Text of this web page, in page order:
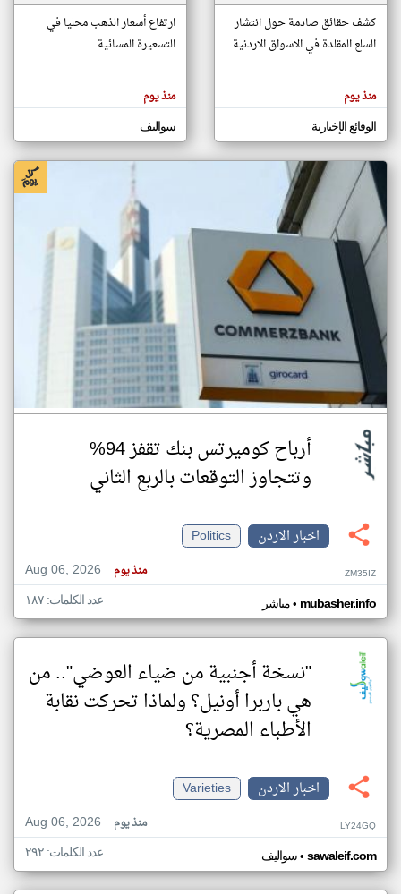
مصادر الأخبار من الاردن
اخبار الاردن على مدار الساعة
أهم اخبار الاردن العاجلة والمباشرة
المقالات
الموجوده
هنا عن
وجهة
نظر
كاتبيها.
كشف حقائق صادمة حول انتشار
السلع المقلدة في الاسواق الاردنية
منذ يوم
الوقائع الإخبارية
ارتفاع أسعار الذهب محليا في
التسعيرة المسائية
منذ يوم
سواليف
أرباح كوميرتس بنك تقفز 94%
وتتجاوز التوقعات بالربع الثاني
اخبار الاردن
Politics
Aug 06, 2026
منذ يوم ZM35IZ
مباشر• mubasher.info عدد الكلمات: ١٨٧
"نسخة أجنبية من ضياء العوضي".. من
هي باربرا أونيل؟ ولماذا تحركت نقابة
الأطباء المصرية؟
اخبار الاردن
Varieties
Aug 06, 2026
منذ يوم LY24GQ
سواليف• sawaleif.com عدد الكلمات: ٢٩٢
klyoum.com